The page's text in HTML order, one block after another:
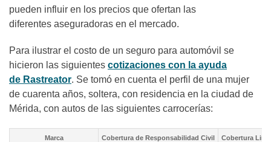
pueden influir en los precios que ofertan las
diferentes aseguradoras en el mercado.
Para ilustrar el costo de un seguro para automóvil se
hicieron las siguientes cotizaciones con la ayuda
de Rastreator. Se tomó en cuenta el perfil de una mujer
de cuarenta años, soltera, con residencia en la ciudad de
Mérida, con autos de las siguientes carrocerías:
Marca Cobertura de Responsabilidad Civil Cobertura